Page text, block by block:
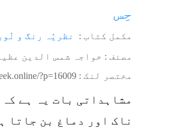
حِس
مکمل کتاب : نظریٗہ رنگ و نُور
مصنف : خواجہ شمس الدین
مختصر لنک : ?p=16009
مشاہداتی بات یہ ہے
ناک اور دماغ بن جاتا